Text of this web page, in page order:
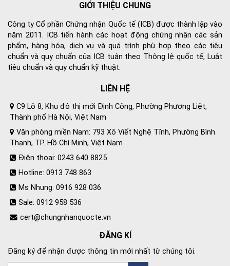
GIỚI THIỆU CHUNG
Công ty Cổ phần Chứng nhận Quốc tế (ICB) được thành lập vào
năm 2011. ICB tiến hành các hoạt động chứng nhận các sản
phẩm, hàng hóa, dịch vụ và quá trình phù hợp theo các tiêu
chuẩn và quy chuẩn của ICB tuân theo Thông lệ quốc tế, Luật
tiêu chuẩn và quy chuẩn kỹ thuật.
LIÊN HỆ
C9 Lô 8, Khu đô thị mới Định Công, Phường Phương Liệt,
Thành phố Hà Nội, Việt Nam
Văn phòng miền Nam: 793 Xô Viết Nghệ Tĩnh, Phường Bình
Thạnh, TP. Hồ Chí Minh, Việt Nam
Điện thoại: 0243 640 8825
Hotline: 0913 748 863
Ms Nhung: 0916 928 036
Sale: 0912 958 536
cert@chungnhanquocte.vn
ĐĂNG KÍ
Đăng ký để nhận được thông tin mới nhất từ chúng tôi.